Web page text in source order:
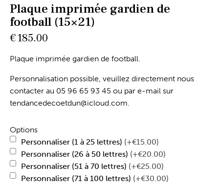
Plaque imprimée gardien de
football (15×21)
€185.00
Plaque imprimée gardien de football.
Personnalisation possible, veuillez directement nous
contacter au 05 96 65 93 45 ou par e-mail sur
tendancedecoetdun@icloud.com.
Options
Personnaliser (1 à 25 lettres) (+€15.00)
Personnaliser (26 à 50 lettres) (+€20.00)
Personnaliser (51 à 70 lettres) (+€25.00)
Personnaliser (71 à 100 lettres) (+€30.00)